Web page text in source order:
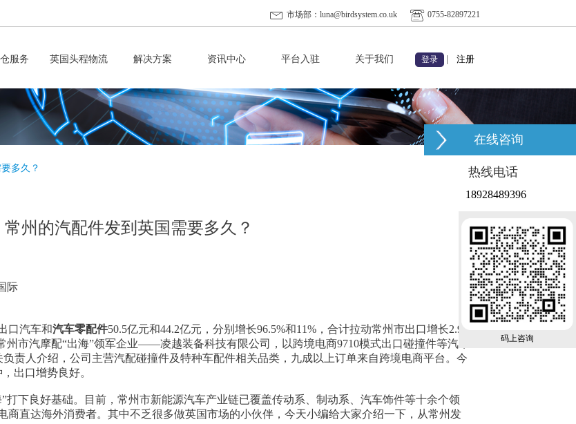
市场部：luna@birdsystem.co.uk 0755-82897221
服务 英国头程物流 解决方案 资讯中心 平台入驻 关于我们 登录 注册
多久？
常州的汽配件发到英国需要多久？
际
口汽车和汽车零配件50.5亿元和44.2亿元，分别增长96.5%和11%，合计拉动常州市出口增长2.9
市汽摩配“出海”领军企业——凌越装备科技有限公司，以跨境电商9710模式出口碰撞件等汽车
责人介绍，公司主营汽配碰撞件及特种车配件相关品类，九成以上订单来自跨境电商平台。今
出口增势良好。
打下良好基础。目前，常州市新能源汽车产业链已覆盖传动系、制动系、汽车饰件等十余个领
商直达海外消费者。其中不乏很多做英国市场的小伙伴，今天小编给大家介绍一下，从常州发
在线咨询
热线电话
18928489396
码上咨询